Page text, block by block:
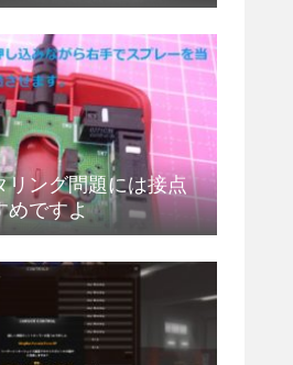
リング問題には接点
めですよ